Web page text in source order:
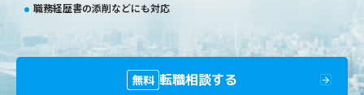
職務経歴書の添削などにも対応
無料 転職相談する